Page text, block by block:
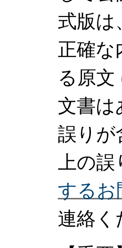
式版は
正確な
る原
文書は
誤りが
上の
するお
連絡く